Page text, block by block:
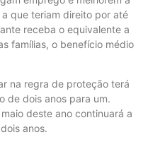
que teriam direito por até
receba o equivalente a
famílias, o benefício médio
na regra de proteção terá
de dois anos para um.
deste ano continuará a
anos.